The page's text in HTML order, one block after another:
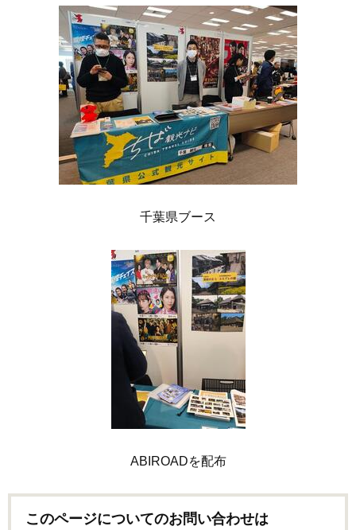
千葉県ブース
ABIROADを配布
このページについてのお問い合わせは